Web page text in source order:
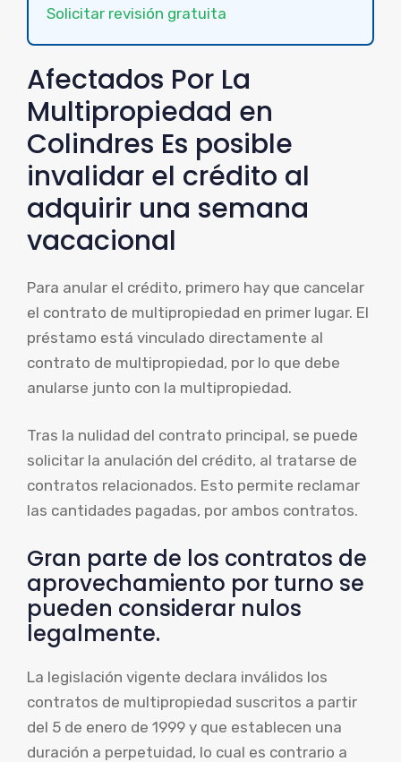
Solicitar revisión gratuita
Afectados Por La
Multipropiedad en
Colindres Es posible
invalidar el crédito al
adquirir una semana
vacacional
Para anular el crédito, primero hay que cancelar
el contrato de multipropiedad en primer lugar. El
préstamo está vinculado directamente al
contrato de multipropiedad, por lo que debe
anularse junto con la multipropiedad.
Tras la nulidad del contrato principal, se puede
solicitar la anulación del crédito, al tratarse de
contratos relacionados. Esto permite reclamar
las cantidades pagadas, por ambos contratos.
Gran parte de los contratos de
aprovechamiento por turno se
pueden considerar nulos
legalmente.
La legislación vigente declara inválidos los
contratos de multipropiedad suscritos a partir
del 5 de enero de 1999 y que establecen una
duración a perpetuidad, lo cual es contrario a